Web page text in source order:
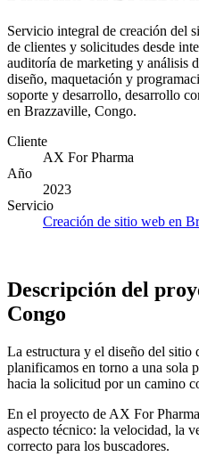
Servicio integral de creación del
de clientes y solicitudes desde
auditoría de marketing y análisis
diseño, maquetación y
soporte y desarrollo, desarrollo
en Brazzaville, Congo.
Cliente
AX For Pharma
Año
2023
Servicio
Creación de sitio web en
Descripción del
Congo
La estructura y el diseño del sitio
planificamos en torno a una sola
hacia la solicitud por un camino
En el proyecto de AX For
aspecto técnico: la velocidad, la
correcto para los buscadores.